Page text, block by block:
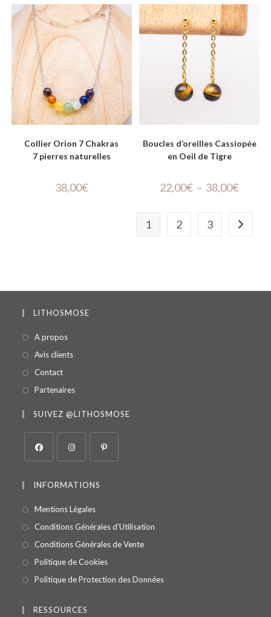
Collier Orion 7 Chakras
7 pierres naturelles
38,00€
Boucles d’oreilles Cassiopée
en Oeil de Tigre
22,00€ – 38,00€
1 2 3
LITHOSMOSE
A propos
Avis clients
Contact
Partenaires
SUIVEZ @LITHOSMOSE
INFORMATIONS
Mentions Légales
Conditions Générales d'Utilisation
Conditions Générales de Vente
Politique de Cookies
Politique de Protection des Données
RESSOURCES